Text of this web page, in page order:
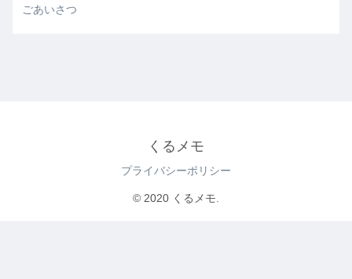
ごあいさつ
くるメモ
プライバシーポリシー
© 2020 くるメモ.